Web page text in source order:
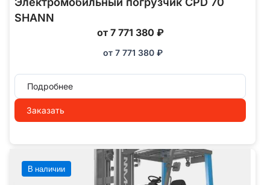
SHANN
от 7 771 380 ₽
от 7 771 380 ₽
Подробнее
Заказать
В наличии